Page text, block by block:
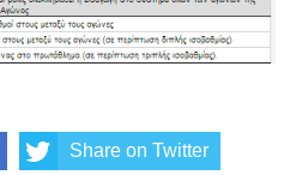
Share on Twitter